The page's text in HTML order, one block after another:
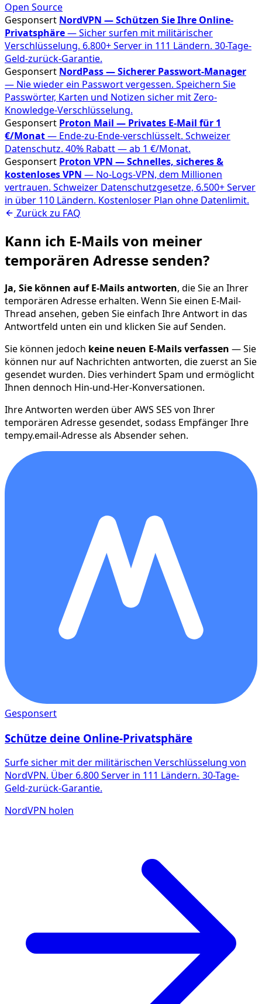
Open Source
Gesponsert NordVPN — Schützen Sie Ihre Online-
Privatsphäre— Sicher surfen mit militärischer
Verschlüsselung. 6.800+ Server in 111 Ländern. 30-Tage-
Geld-zurück-Garantie.
Gesponsert NordPass — Sicherer Passwort-Manager
— Nie wieder ein Passwort vergessen. Speichern Sie
Passwörter, Karten und Notizen sicher mit Zero-
Knowledge-Verschlüsselung.
Gesponsert Proton Mail — Privates E-Mail für 1
€/Monat— Ende-zu-Ende-verschlüsselt. Schweizer
Datenschutz. 40% Rabatt — ab 1 €/Monat.
Gesponsert Proton VPN — Schnelles, sicheres &
kostenloses VPN — No-Logs-VPN, dem Millionen
vertrauen. Schweizer Datenschutzgesetze, 6.500+ Server
in über 110 Ländern. Kostenloser Plan ohne Datenlimit.
Zurück zu FAQ
Kann ich E-Mails von meiner
temporären Adresse senden?
Ja, Sie können auf E-Mails antworten, die Sie an Ihrer
temporären Adresse erhalten. Wenn Sie einen E-Mail-
Thread ansehen, geben Sie einfach Ihre Antwort in das
Antwortfeld unten ein und klicken Sie auf Senden.
Sie können jedoch keine neuen E-Mails verfassen — Sie
können nur auf Nachrichten antworten, die zuerst an Sie
gesendet wurden. Dies verhindert Spam und ermöglicht
Ihnen dennoch Hin-und-Her-Konversationen.
Ihre Antworten werden über AWS SES von Ihrer
temporären Adresse gesendet, sodass Empfänger Ihre
tempy.email-Adresse als Absender sehen.
Gesponsert
Schütze deine Online-Privatsphäre
Surfe sicher mit der militärischen Verschlüsselung von
NordVPN. Über 6.800 Server in 111 Ländern. 30-Tage-
Geld-zurück-Garantie.
NordVPN holen